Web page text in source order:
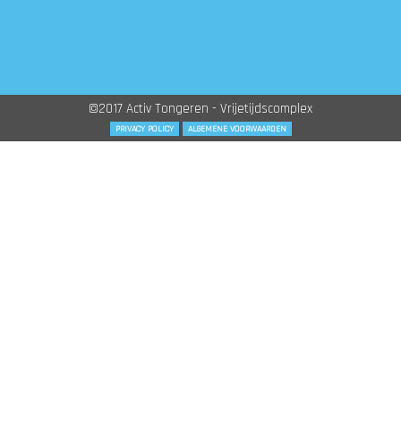
©2017 Activ Tongeren - Vrijetijdscomplex
PRIVACY POLICY ALGEMENE VOORWAARDEN